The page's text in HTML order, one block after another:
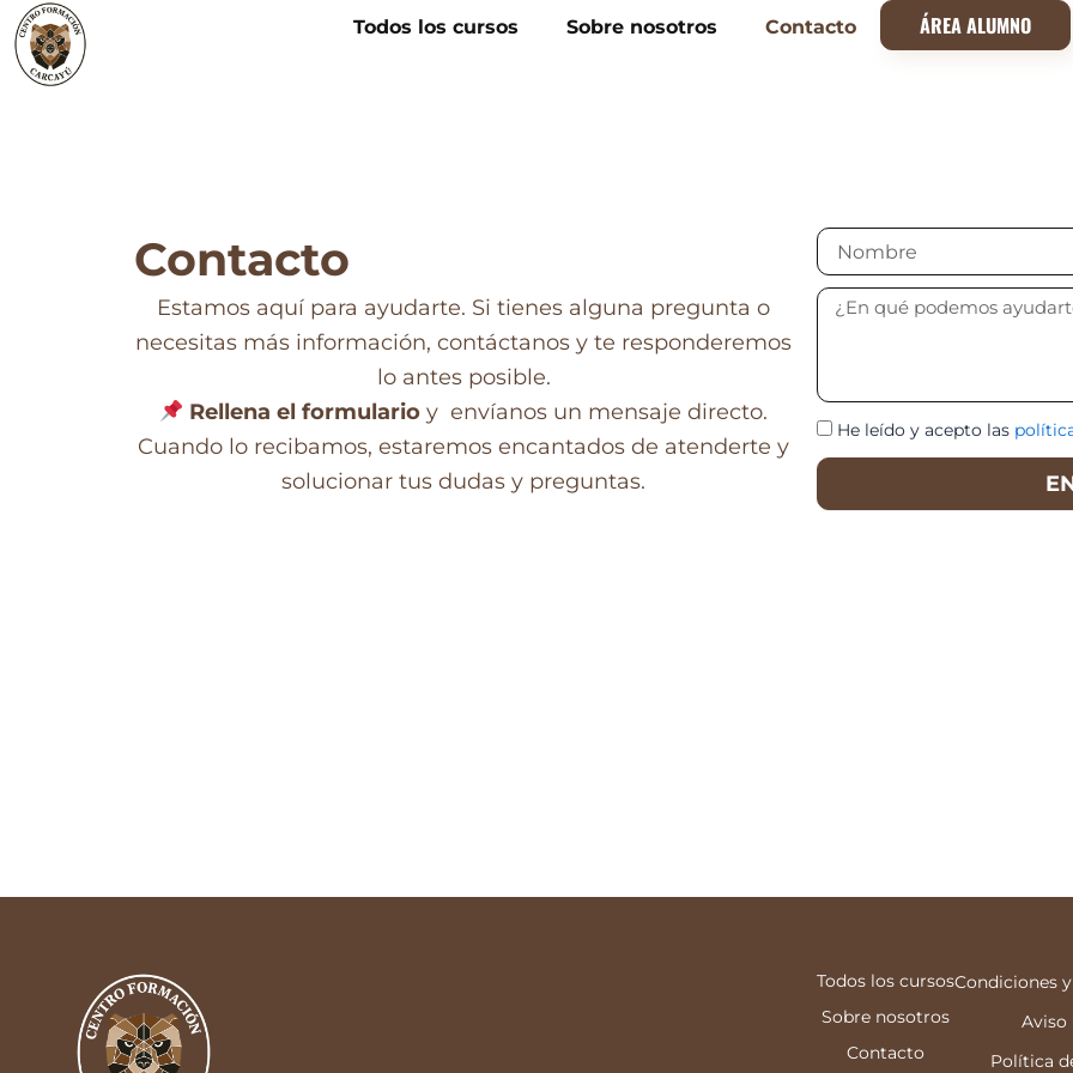
contenido
Todos los cursos Sobre nosotros Contacto ÁREA ALUMNO
Contacto
Estamos aquí para ayudarte. Si tienes alguna pregunta o
necesitas más información, contáctanos y te responderemos
lo antes posible.
Rellena el formulario y envíanos un mensaje directo.
Cuando lo recibamos, estaremos encantados de atenderte y
solucionar tus dudas y preguntas.
Nombre
Mensaje
He leído y acepto las
Todos los cursos
Sobre nosotros
Contacto
Condiciones
Aviso
Política